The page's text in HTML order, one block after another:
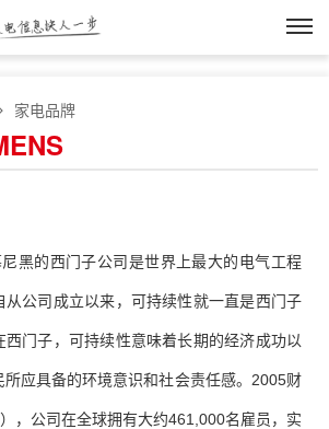
家电品牌
黑的西门子公司是世界上最大的电气工程
从公司成立以来，可持续性就一直是西门子
西门子，可持续性意味着长期的经济成功以
所应具备的环境意识和社会责任感。2005财
，公司在全球拥有大约461,000名雇员，实